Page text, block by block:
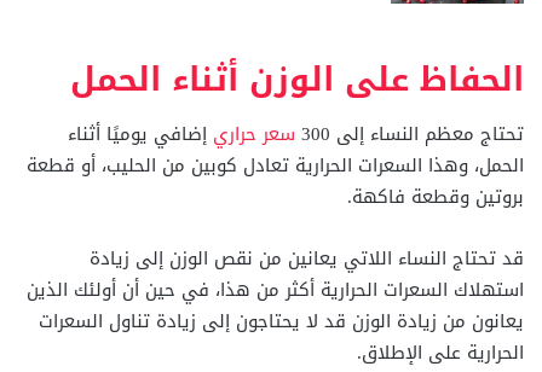
الحفاظ على الوزن أثناء الحمل
تحتاج معظم النساء إلى 300 سعر حراري إضافي يوميًا أثناء
الحمل، وهذا السعرات الحرارية تعادل كوبين من الحليب، أو قطعة
بروتين وقطعة فاكهة.
قد تحتاج النساء اللاتي يعانين من نقص الوزن إلى زيادة
استهلاك السعرات الحرارية أكثر من هذا، في حين أن أولئك الذين
يعانون من زيادة الوزن قد لا يحتاجون إلى زيادة تناول السعرات
الحرارية على الإطلاق.